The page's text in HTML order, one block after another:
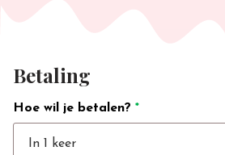
Betaling
Hoe wil je betalen? *
In 1 keer